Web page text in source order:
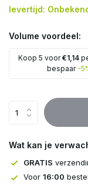
levertijd:
Volume voordeel:
Koop 5 voor€1,14
bespaar -
Wat kan je
GRATIS
Voor 16:00